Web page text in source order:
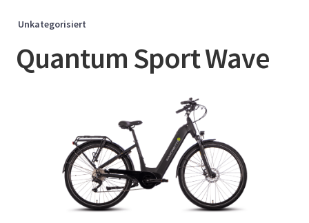
Unkategorisiert
Quantum Sport Wave